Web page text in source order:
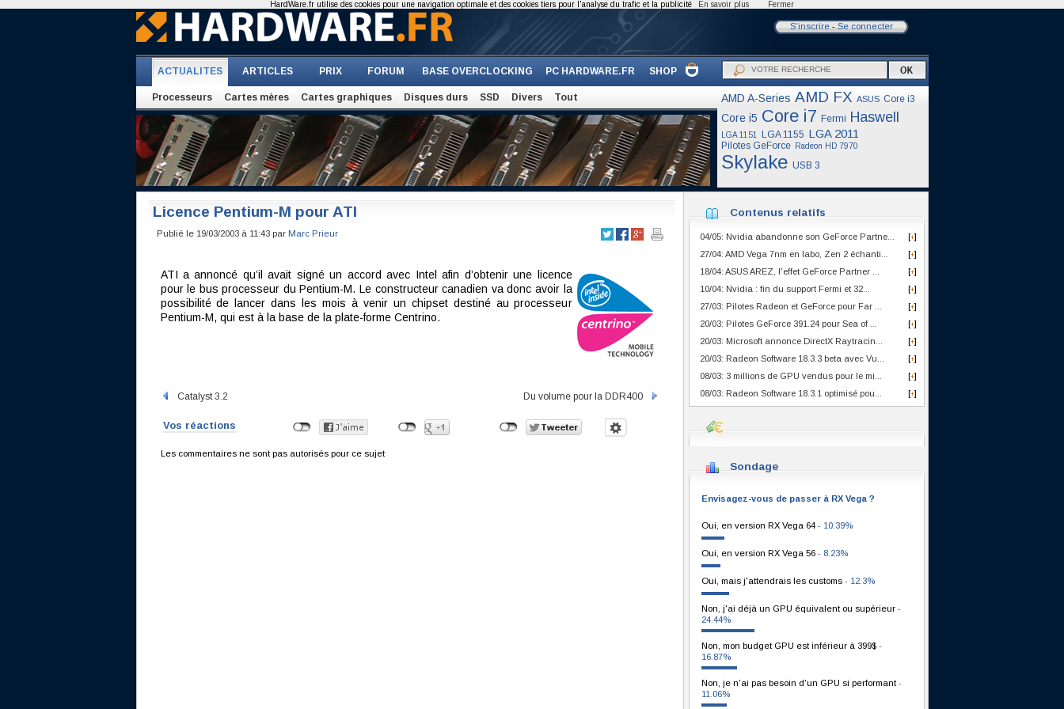
S'inscrire- Se connecter
ACTUALITES ARTICLES PRIX FORUM BASE OVERCLOCKING PC HARDWARE.FR SHOP
Processeurs Cartes mères Cartes graphiques Disques durs SSD Divers Tout AMD A-Series AMD FX ASUS Core i3
Core i5 Core i7 Fermi Haswell
LGA 1151 LGA 1155 LGA 2011
Pilotes GeForce Radeon HD 7970
Skylake USB 3
Licence Pentium-M pour ATI
Publié le 19/03/2003 à 11:43 par Marc Prieur
ATI a annoncé qu’il avait signé un accord avec Intel afin d’obtenir une licence
pour le bus processeur du Pentium-M. Le constructeur canadien va donc avoir la
possibilité de lancer dans les mois à venir un chipset destiné au processeur
Pentium-M, qui est à la base de la plate-forme Centrino.
Catalyst 3.2 Du volume pour la DDR400
Vos réactions
Les commentaires ne sont pas autorisés pour ce sujet
Contenus relatifs
[+]
04/05: Nvidia abandonne son GeForce Partne...
[+]
27/04: AMD Vega 7nm en labo, Zen 2 échanti...
[+]
18/04: ASUS AREZ, l'effet GeForce Partner ...
[+]
10/04: Nvidia : fin du support Fermi et 32...
[+]
27/03: Pilotes Radeon et GeForce pour Far ...
[+]
20/03: Pilotes GeForce 391.24 pour Sea of ...
[+]
20/03: Microsoft annonce DirectX Raytracin...
[+]
20/03: Radeon Software 18.3.3 beta avec Vu...
[+]
08/03: 3 millions de GPU vendus pour le mi...
[+]
08/03: Radeon Software 18.3.1 optimisé pou...
Sondage
Envisagez-vous de passer à RX Vega ?
Oui, en version RX Vega 64 - 10.39%
Oui, en version RX Vega 56 - 8.23%
Oui, mais j'attendrais les customs - 12.3%
Non, j'ai déjà un GPU équivalent ou supérieur -
24.44%
Non, mon budget GPU est inférieur à 399$ -
16.87%
Non, je n'ai pas besoin d'un GPU si performant -
11.06%
HardWare.fr utilise des cookies pour une navigation optimale et des cookies tiers pour l'analyse du trafic et la publicité En savoir plus Fermer